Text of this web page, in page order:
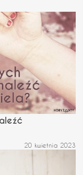
20 kwietnia 2023